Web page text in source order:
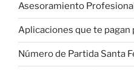
Asesoramiento
Aplicaciones que te pagan
Número de Partida Santa